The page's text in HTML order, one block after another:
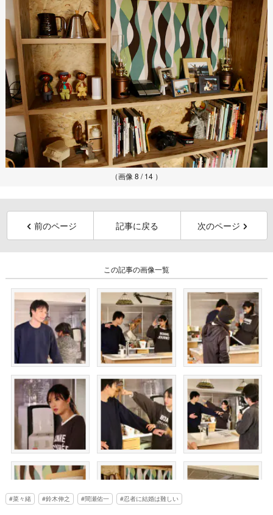
（画像 8 / 14 ）
前のページ 記事に戻る 次のページ
この記事の画像一覧
菜々緒 鈴木伸之 間瀬佑一 忍者に結婚は難しい